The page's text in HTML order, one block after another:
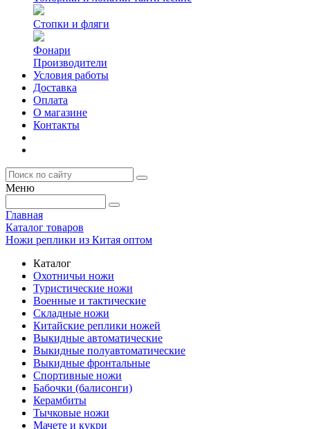
Стопки и фляги
Фонари
Производители
Условия работы
Доставка
Оплата
О магазине
Контакты
Меню
Главная
Каталог товаров
Ножи реплики из Китая оптом
Каталог
Охотничьи ножи
Туристические ножи
Военные и тактические
Складные ножи
Китайские реплики ножей
Выкидные автоматические
Выкидные полуавтоматические
Выкидные фронтальные
Спортивные ножи
Бабочки (балисонги)
Керамбиты
Тычковые ножи
Мачете и кукри